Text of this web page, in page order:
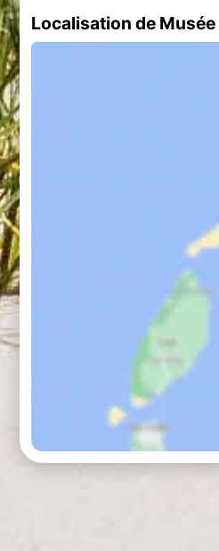
Localisation de